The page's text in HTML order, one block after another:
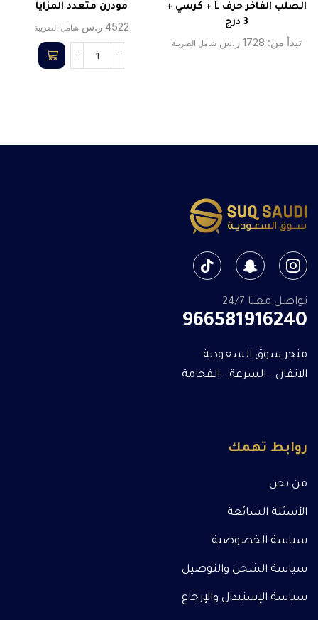
الصلب الفاخر حرف L + كرسي +
3 درج
تبدأ من: 1728 ر.س شامل الضريبة
مودرن متعدد المزايا
4522 ر.س شامل الضريبة
تواصل معنا 24/7
966581916240
متجر سوق السعودية
الاتقان - السرعة - الفخامة
روابط تهمك
من نحن
الأسئلة الشائعة
سياسة الخصوصية
سياسة الشحن والتوصيل
سياسة الإستبدال والإرجاع